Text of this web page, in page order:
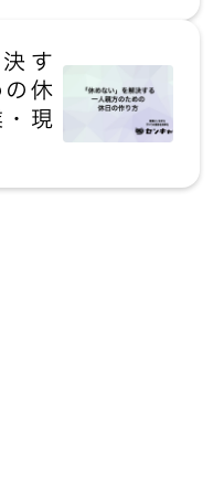
す
休
現